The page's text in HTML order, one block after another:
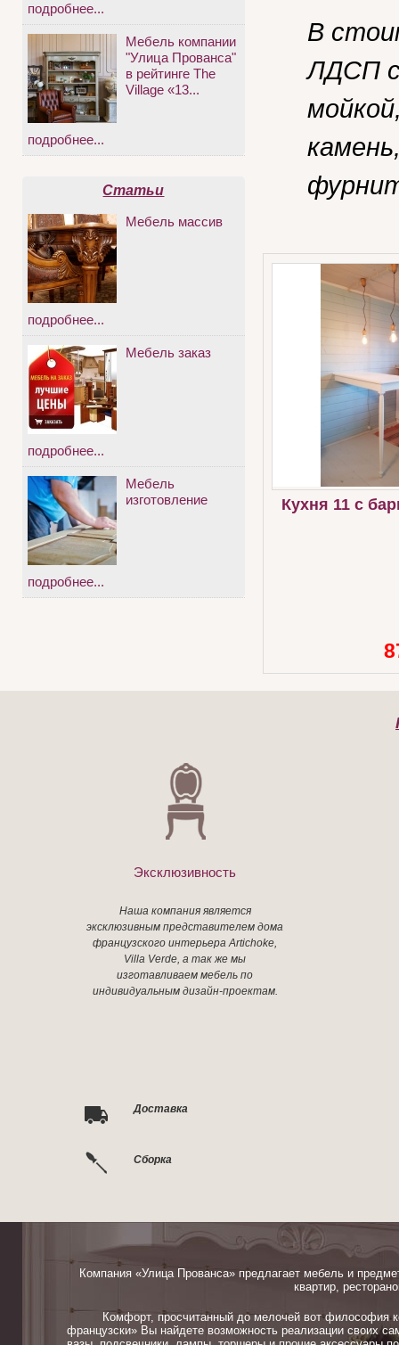
В
ЛДСП с
Кухня 11 с
подробнее...
Мебель компании
"Улица Прованса"
в рейтинге The
Village «13...
подробнее...
Статьи
Мебель массив
подробнее...
Мебель заказ
подробнее...
Мебель
изготовление
подробнее...
Эксклюзивность
Наша компания является
эксклюзивным представителем дома
французского интерьера Artichoke,
Villa Verde, а так же мы
изготавливаем мебель по
индивидуальным дизайн-проектам.
Доставка
Сборка
Компания «Улица Прованса» предлагает мебель и
квартир,
Комфорт, просчитанный до мелочей вот философия
французски» Вы найдете возможность реализации своих